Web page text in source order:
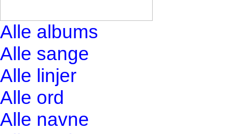
Alle albums
Alle sange
Alle linjer
Alle ord
Alle navne